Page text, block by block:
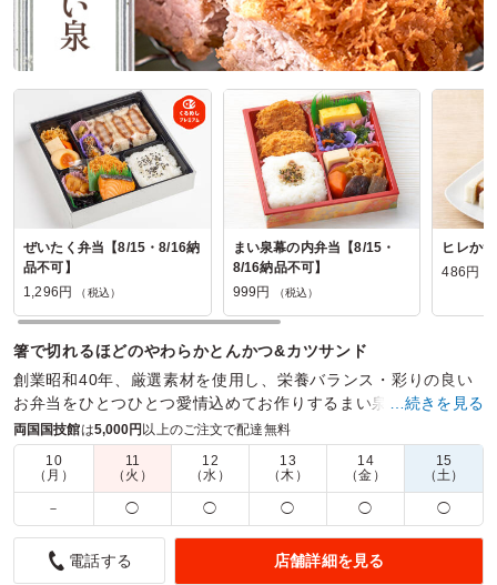
ぜいたく弁当【8/15・8/16納
品不可】
1,296円
（税込）
まい泉幕の内弁当【8/15・
8/16納品不可】
999円
（税込）
ヒレか
486円
箸で切れるほどのやわらかとんかつ&カツサンド
創業昭和40年、厳選素材を使用し、栄養バランス・彩りの良い
お弁当をひとつひとつ愛情込めてお作りするまい泉のお弁当
は、ロケや会議・接待など、様々なシーンで大人気です。
商品数： 締切日時： 2日前14:30 価格帯：
194円～2,700円
配達時間：
9:30～18:00
5.0
…続きを見る
両国国技館は5,000円以上のご注文で配達無料
10
（月）
11
（火）
12
（水）
13
（木）
14
（金）
15
（土）
－ ◯ ◯ ◯ ◯ ◯
電話する 店舗詳細を見る